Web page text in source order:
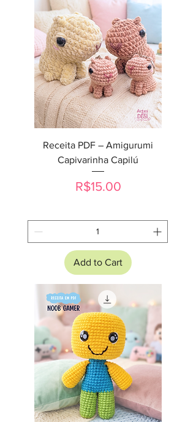
Receita PDF – Amigurumi
Capivarinha Capilú
Price
R$15.00
Add to Cart